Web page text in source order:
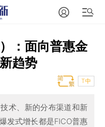
：面向普惠金
趋势
T中
术、新的分布渠道和新
发式增长都是FICO普惠